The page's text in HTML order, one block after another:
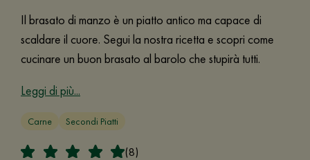
Il brasato di manzo è un piatto antico ma capace di
scaldare il cuore. Segui la nostra ricetta e scopri come
cucinare un buon brasato al barolo che stupirà tutti.
Leggi di più...
Carne Secondi Piatti
(8)